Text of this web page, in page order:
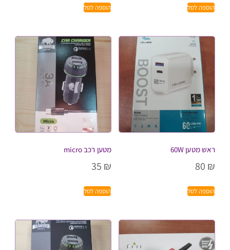
הוספה לסל הוספה לסל
ראש מטען 60W
80 ₪
הוספה לסל
מטען רכב micro
35 ₪
הוספה לסל